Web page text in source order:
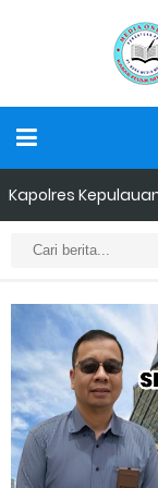
Kapolres
Teluk Belitung
Pemadaman
F-PETIR Desak